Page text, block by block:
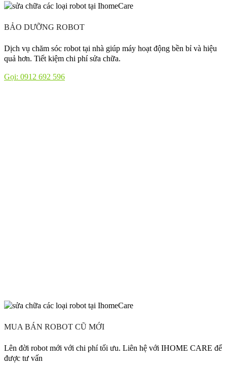
BẢO DƯỠNG ROBOT
Dịch vụ chăm sóc robot tại nhà giúp máy hoạt động bền bỉ và hiệu
quả hơn. Tiết kiệm chi phí sửa chữa.
Gọi: 0912 692 596
MUA BÁN ROBOT CŨ MỚI
Lên đời robot mới với chi phí tối ưu. Liên hệ với IHOME CARE để
được tư vấn